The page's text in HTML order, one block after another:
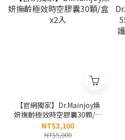
【官網獨家】Dr.Mainjoy煥
妍撫齡極效時空膠囊30顆/盒
x2入
NT$3,100
NT$5,000